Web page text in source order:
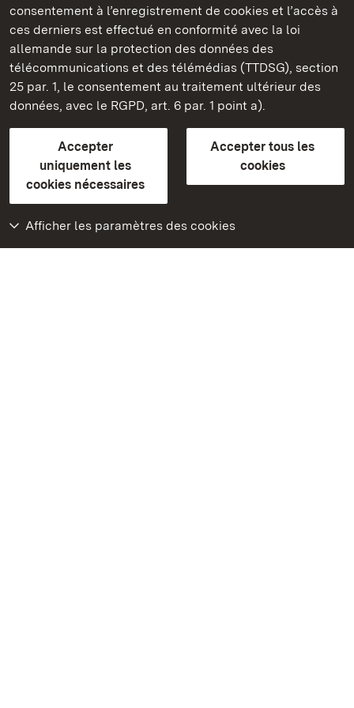
consentement à l’enregistrement de cookies et l’accès à
ces derniers est effectué en conformité avec la loi
allemande sur la protection des données des
télécommunications et des télémédias (TTDSG), section
25 par. 1, le consentement au traitement ultérieur des
données, avec le RGPD, art. 6 par. 1 point a).
Accepter
uniquement les
cookies nécessaires
Accepter tous les
cookies
Afficher les paramètres des cookies
Châteaux et jardins publics du Bade-Wurtemberg
ContactFAQ et réponsesMentions légales
Protection des données
Explications sur l’accessibilité
BITV-konform (geprüfte Seiten)
plus loin
Accueil
Monuments
Rendez-nous visite